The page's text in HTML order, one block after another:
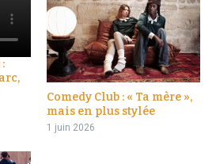
Comedy Club : « Ta mère »,
mais en plus stylée
1 juin 2026